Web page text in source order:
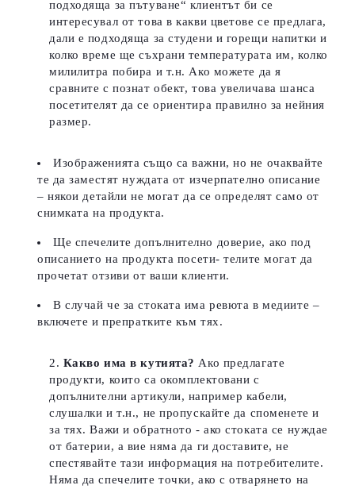
подходяща за пътуване“ клиентът би се
интересувал от това в какви цветове се предлага,
дали е подходяща за студени и горещи напитки и
колко време ще съхрани температурата им, колко
милилитра побира и т.н. Ако можете да я
сравните с познат обект, това увеличава шанса
посетителят да се ориентира правилно за нейния
размер.
Изображенията също са важни, но не очаквайте
те да заместят нуждата от изчерпателно описание
– някои детайли не могат да се определят само от
снимката на продукта.
Ще спечелите допълнително доверие, ако под
описанието на продукта посети- телите могат да
прочетат отзиви от ваши клиенти.
В случай че за стоката има ревюта в медиите –
включете и препратките към тях.
Какво има в кутията? Ако предлагате
продукти, които са окомплектовани с
допълнителни артикули, например кабели,
слушалки и т.н., не пропускайте да споменете и
за тях. Важи и обратното - ако стоката се нуждае
от батерии, а вие няма да ги доставите, не
спестявайте тази информация на потребителите.
Няма да спечелите точки, ако с отварянето на